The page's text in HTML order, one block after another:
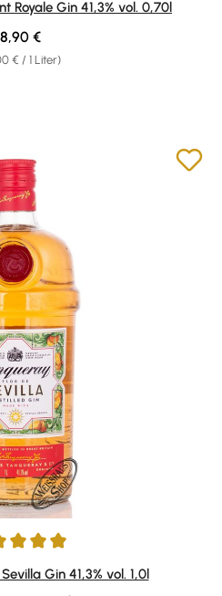
Royale Gin 41,3% vol. 0,70l
€ / 1 Liter)
Preis:
€
von 4.9 von 5 Sternen
Gin 41,3% vol. 1,0l